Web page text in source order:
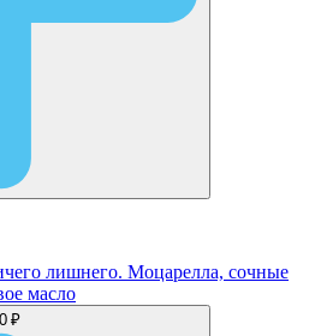
лишнего. Моцарелла, сочные
масло
₽